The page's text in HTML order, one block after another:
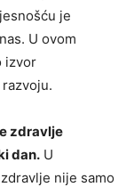
je
U ovom
izvor
zdravlje
dan. U
nije samo